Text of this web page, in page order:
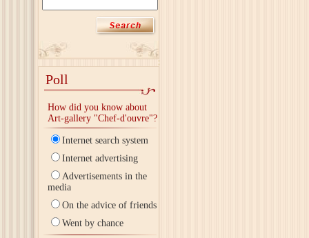
Poll
How did you know about
Art-gallery "Chef-d'ouvre"?
Internet search system
Internet advertising
Advertisements in the
media
On the advice of friends
Went by chance